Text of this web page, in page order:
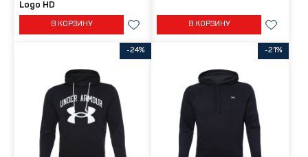
Logo HD
В КОРЗИНУ В КОРЗИНУ
-24% -21%